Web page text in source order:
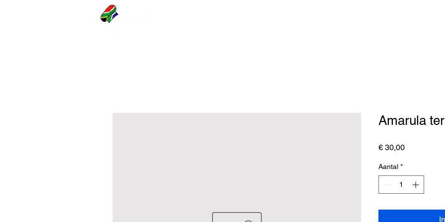
Amarula
€ 30,00Prijs
Aantal *